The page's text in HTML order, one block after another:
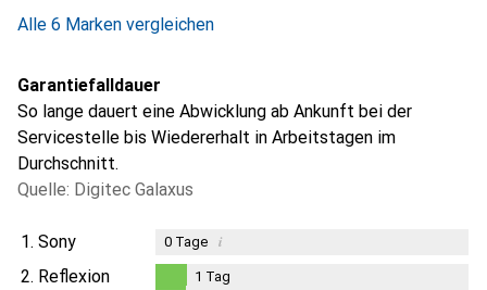
Alle 6 Marken vergleichen
Garantiefalldauer
So lange dauert eine Abwicklung ab Ankunft bei der
Servicestelle bis Wiedererhalt in Arbeitstagen im
Durchschnitt.
Quelle: Digitec Galaxus
1. Sony 0Tage i
2. Reflexion 1 Tag